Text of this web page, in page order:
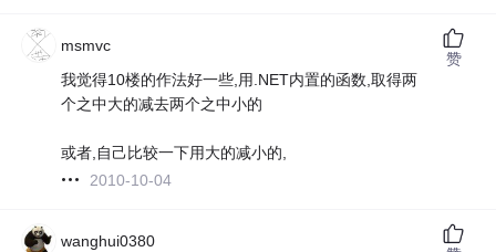
msmvc
我觉得10楼的作法好一些,用.NET内置的函数,取得两
个之中大的减去两个之中小的
或者,自己比较一下用大的减小的,
2010-10-04
赞
wanghui0380